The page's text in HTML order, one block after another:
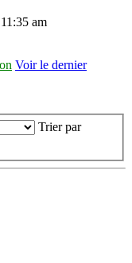
am
Voir le dernier
Trier par